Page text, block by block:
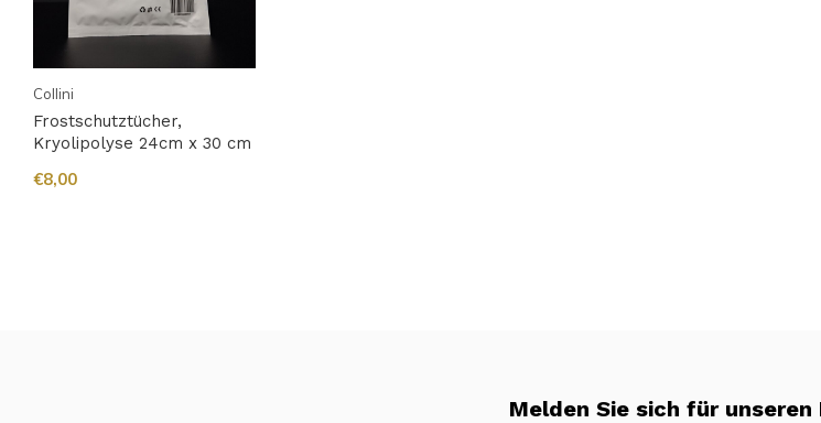
Collini
Frostschutztücher,
Kryolipolyse 24cm x 30 cm
€8,00
Melden Sie sich für